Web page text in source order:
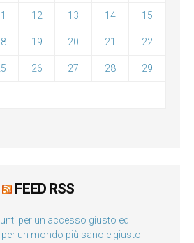
12 13 14 15
19 20 21 22
26 27 28 29
FEED RSS
per un accesso giusto ed
un mondo più sano e giusto